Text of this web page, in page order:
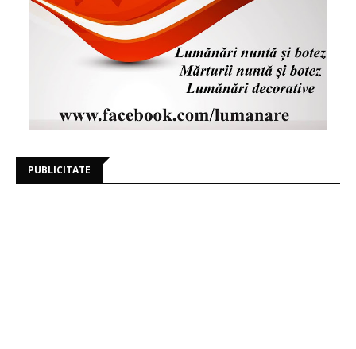
PUBLICITATE